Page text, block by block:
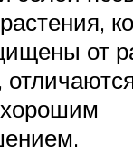
от